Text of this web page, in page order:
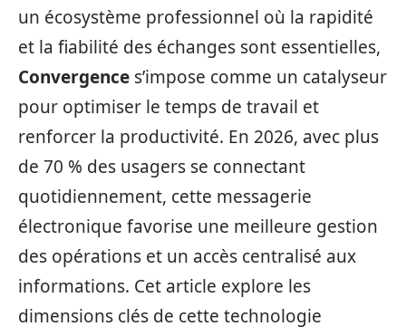
un écosystème professionnel où la rapidité
et la fiabilité des échanges sont essentielles,
Convergence s’impose comme un catalyseur
pour optimiser le temps de travail et
renforcer la productivité. En 2026, avec plus
de 70 % des usagers se connectant
quotidiennement, cette messagerie
électronique favorise une meilleure gestion
des opérations et un accès centralisé aux
informations. Cet article explore les
dimensions clés de cette technologie